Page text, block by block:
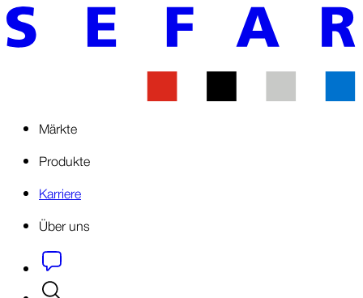
Märkte
Produkte
Karriere
Über uns